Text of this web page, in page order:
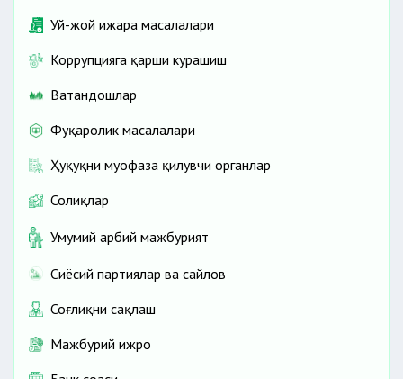
Уй-жой ижара масалалари
Коррупцияга қарши курашиш
Ватандошлар
Фуқаролик масалалари
Ҳуқуқни муҳофаза қилувчи органлар
Солиқлар
Умумий ҳарбий мажбурият
Сиёсий партиялар ва сайлов
Соғлиқни сақлаш
Мажбурий ижро